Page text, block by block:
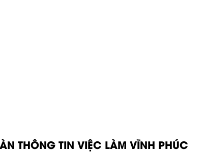
THÔNG TIN VIỆC LÀM VĨNH PHÚC